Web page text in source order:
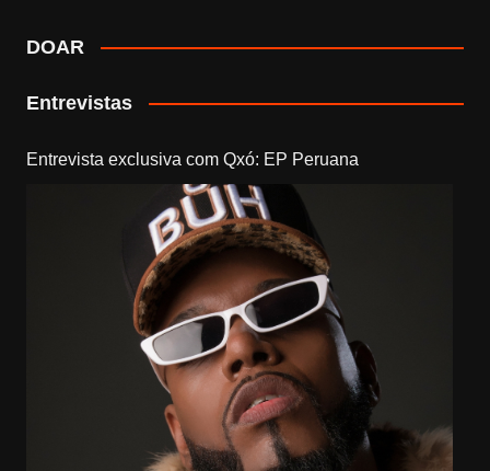
DOAR
Entrevistas
Entrevista exclusiva com Qxó: EP Peruana